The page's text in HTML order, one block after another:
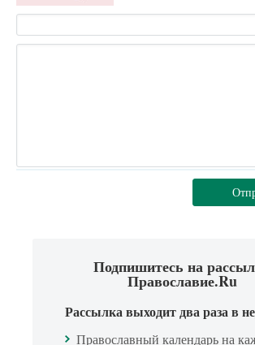
Подпишитесь на
Православие.Ru
Рассылка выходит два раза в
Православный календарь на